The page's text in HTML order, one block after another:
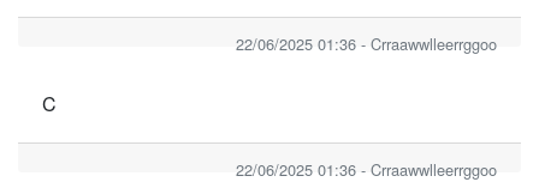
22/06/2025 01:36 - Crraawwlleerrggoo
C
22/06/2025 01:36 - Crraawwlleerrggoo